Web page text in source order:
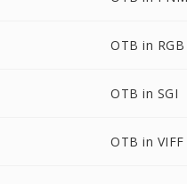
OTB in RGB
OTB in SGI
OTB in VIFF